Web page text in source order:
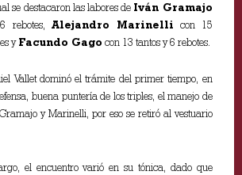
se destacaron las labores de Iván Gramajo
rebotes, Alejandro Marinelli con 15
yFacundo Gago con 13 tantos y 6 rebotes.
Vallet dominó el trámite del primer tiempo, en
buena puntería de los triples, el manejo de
y Marinelli, por eso se retiró al vestuario
el encuentro varió en su tónica, dado que